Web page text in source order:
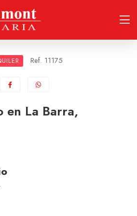
Ref. 11175
en La Barra,